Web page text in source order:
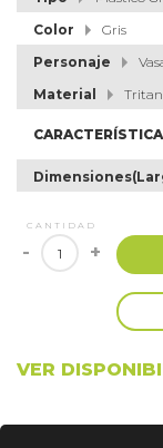
Color
Gris
Personaje
Material
Tritan
CANTIDAD
- +
VER